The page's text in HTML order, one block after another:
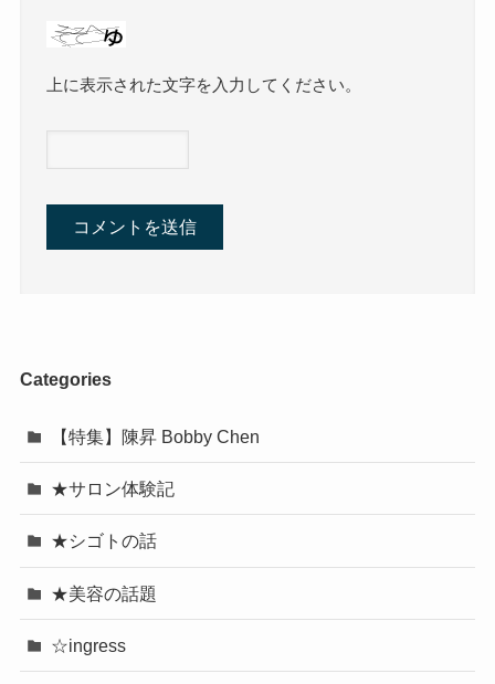
上に表示された文字を入力してください。
Categories
【特集】陳昇 Bobby Chen
★サロン体験記
★シゴトの話
★美容の話題
☆ingress